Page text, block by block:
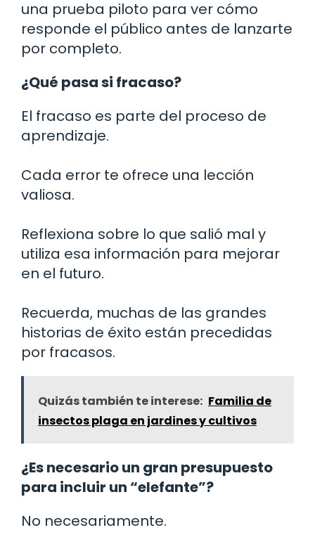
una prueba piloto para ver cómo
responde el público antes de lanzarte
por completo.
¿Qué pasa si fracaso?
El fracaso es parte del proceso de
aprendizaje.
Cada error te ofrece una lección
valiosa.
Reflexiona sobre lo que salió mal y
utiliza esa información para mejorar
en el futuro.
Recuerda, muchas de las grandes
historias de éxito están precedidas
por fracasos.
Quizás también te interese: Familia de
insectos plaga en jardines y cultivos
¿Es necesario un gran presupuesto
para incluir un “elefante”?
No necesariamente.